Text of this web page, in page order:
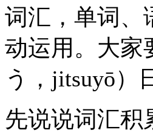
词汇， 单词、
动运用。大家
う，jitsuyō）
先说说词汇积